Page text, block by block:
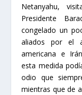
Netanyahu,
Presidente
congelado un
aliados por el
americana e
esta medida
odio que
mientras que de